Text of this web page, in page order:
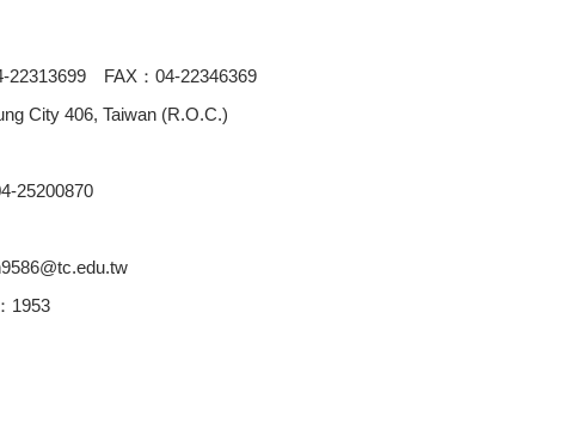
FAX：04-22346369
City 406, Taiwan (R.O.C.)
25200870
1953